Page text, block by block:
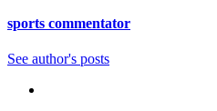
sports commentator
See author's posts